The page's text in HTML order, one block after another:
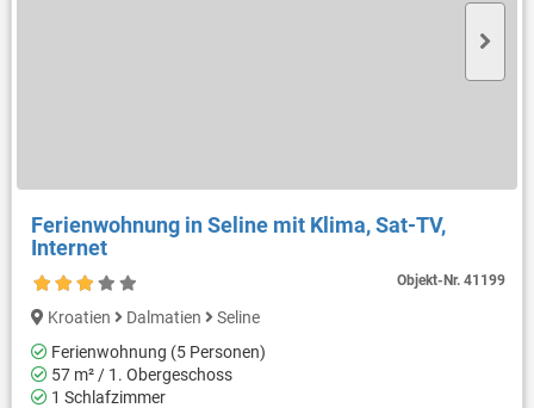
Ferienwohnung in Seline mit Klima, Sat-TV,
Internet
Objekt-Nr.41199
Kroatien Dalmatien
Seline
Ferienwohnung (5 Personen)
57 m² / 1. Obergeschoss
1 Schlafzimmer